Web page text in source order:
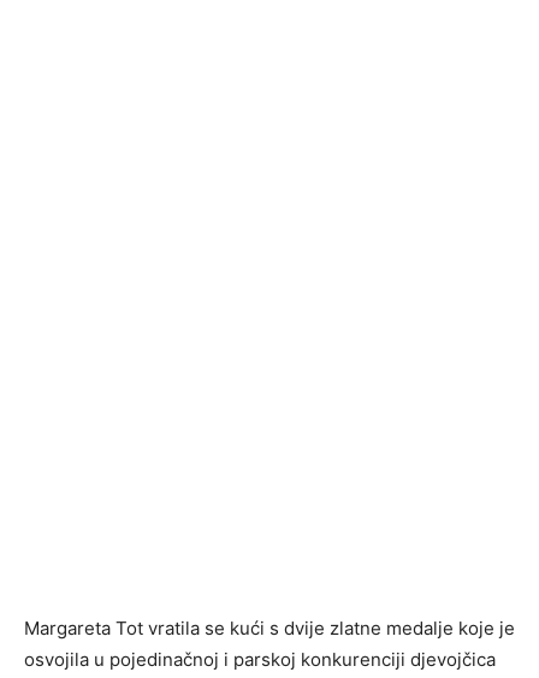
Margareta Tot vratila se kući s dvije zlatne medalje koje je
osvojila u pojedinačnoj i parskoj konkurenciji djevojčica